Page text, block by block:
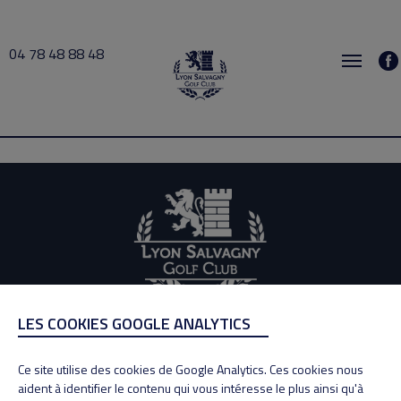
04 78 48 88 48
Dominique 2020-11-30 13:00 → 2020-11-30 14:00
ADRESSE
69890 La Tour de Salvagny
Tél : 04 78 48 88 48
LES COOKIES GOOGLE ANALYTICS
Ce site utilise des cookies de Google Analytics. Ces cookies nous
aident à identifier le contenu qui vous intéresse le plus ainsi qu'à